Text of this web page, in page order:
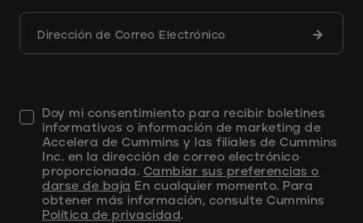
Dirección de Correo Electrónico
Envíe
Doy mi consentimiento para recibir boletines
informativos o información de marketing de
Accelera de Cummins y las filiales de Cummins
Inc. en la dirección de correo electrónico
proporcionada. Cambiar sus preferencias o
darse de baja En cualquier momento. Para
obtener más información, consulte Cummins
Política de privacidad.